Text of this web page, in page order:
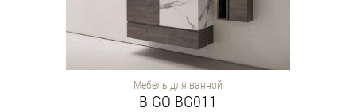
Мебель для ванной
B-GO BG011